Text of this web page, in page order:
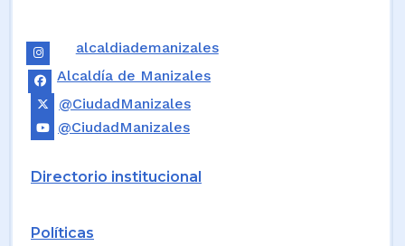
alcaldiademanizales
Alcaldía de Manizales
@CiudadManizales
@CiudadManizales
Directorio institucional
Políticas